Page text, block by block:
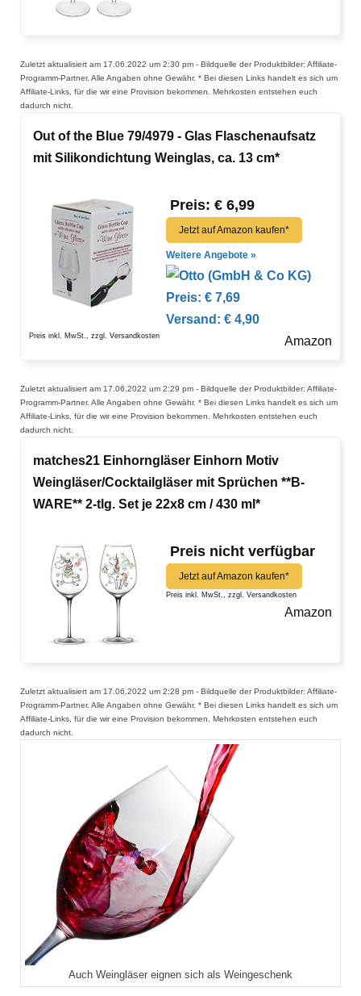
Zuletzt aktualisiert am 17.06.2022 um 2:30 pm - Bildquelle der Produktbilder: Affiliate-
Programm-Partner. Alle Angaben ohne Gewähr. * Bei diesen Links handelt es sich um
Affiliate-Links, für die wir eine Provision bekommen. Mehrkosten entstehen euch
dadurch nicht.
Out of the Blue 79/4979 - Glas Flaschenaufsatz
mit Silikondichtung Weinglas, ca. 13 cm*
Preis: € 6,99
Jetzt auf Amazon kaufen*
Weitere Angebote »
Preis: € 7,69
Versand: € 4,90
Preis inkl. MwSt., zzgl. Versandkosten Amazon
Zuletzt aktualisiert am 17.06.2022 um 2:29 pm - Bildquelle der Produktbilder: Affiliate-
Programm-Partner. Alle Angaben ohne Gewähr. * Bei diesen Links handelt es sich um
Affiliate-Links, für die wir eine Provision bekommen. Mehrkosten entstehen euch
dadurch nicht.
matches21 Einhorngläser Einhorn Motiv
Weingläser/Cocktailgläser mit Sprüchen **B-
WARE** 2-tlg. Set je 22x8 cm / 430 ml*
Preis nicht verfügbar
Jetzt auf Amazon kaufen*
Preis inkl. MwSt., zzgl. Versandkosten
Amazon
Zuletzt aktualisiert am 17.06.2022 um 2:28 pm - Bildquelle der Produktbilder: Affiliate-
Programm-Partner. Alle Angaben ohne Gewähr. * Bei diesen Links handelt es sich um
Affiliate-Links, für die wir eine Provision bekommen. Mehrkosten entstehen euch
dadurch nicht.
Auch Weingläser eignen sich als Weingeschenk